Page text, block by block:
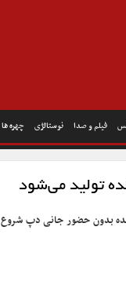
فیلم و صدا نوستالژی چهره ها
تولید می‌شود
بدون حضور جانی دپ شروع